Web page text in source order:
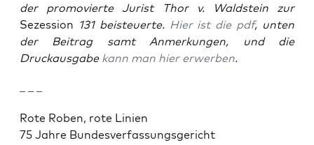
der promovierte Jurist Thor v. Waldstein zur
Sezession 131 beisteuerte. Hier ist die pdf, unten
der Beitrag samt Anmerkungen, und die
Druckausgabe kann man hier erwerben.
– – –
Rote Roben, rote Linien
75 Jah­re Bundesverfassungsgericht